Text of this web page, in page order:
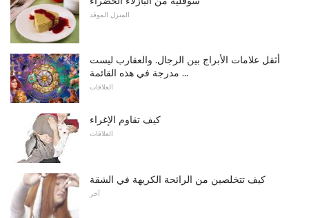
المنزل الموقد
أثقل علامات الأبراج بين الرجال. والعقارب ليست
مدرجة في هذه القائمة ...
العلاقات
كيف تقاوم الإغراء
العلاقات
كيف تتخلصين من الرائحة الكريهة في الشقة
آخر